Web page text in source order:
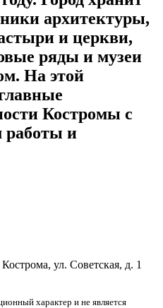
архитектуры,
и церкви,
ряды и музеи
На этой
Костромы с
работы и
ул. Советская, д. 1
характер и не является